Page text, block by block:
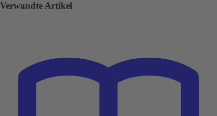
Verwandte Artikel